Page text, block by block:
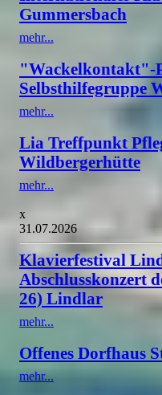
Gummersbach
mehr...
"Wackelkontakt"-
Selbsthilfegruppe
mehr...
Lia Treffpunkt
Wildbergerhütte
mehr...
x
31.07.2026
Klavierfestival
Abschlusskonzert
26) Lindlar
mehr...
Offenes Dorfhaus
mehr...